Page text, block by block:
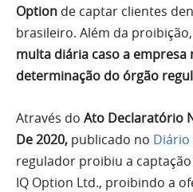
Option de captar clientes
brasileiro. Além da
multa diária caso a empresa
determinação do órgão
Através do Ato Declaratório
De 2020, publicado no Diário
regulador proibiu a
IQ Option Ltd., proibindo a